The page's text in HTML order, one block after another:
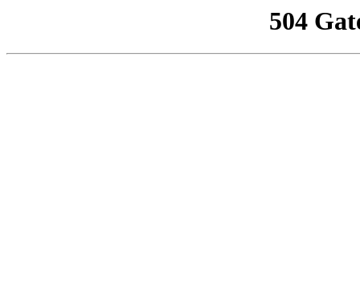
504